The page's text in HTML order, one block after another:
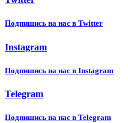
Подпишиcь на нас в Twitter
Instagram
Подпишиcь на нас в Instagram
Telegram
Подпишиcь на нас в Telegram